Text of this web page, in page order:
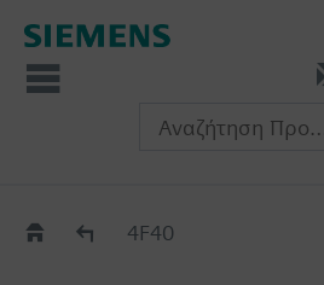
Old2New
4F40